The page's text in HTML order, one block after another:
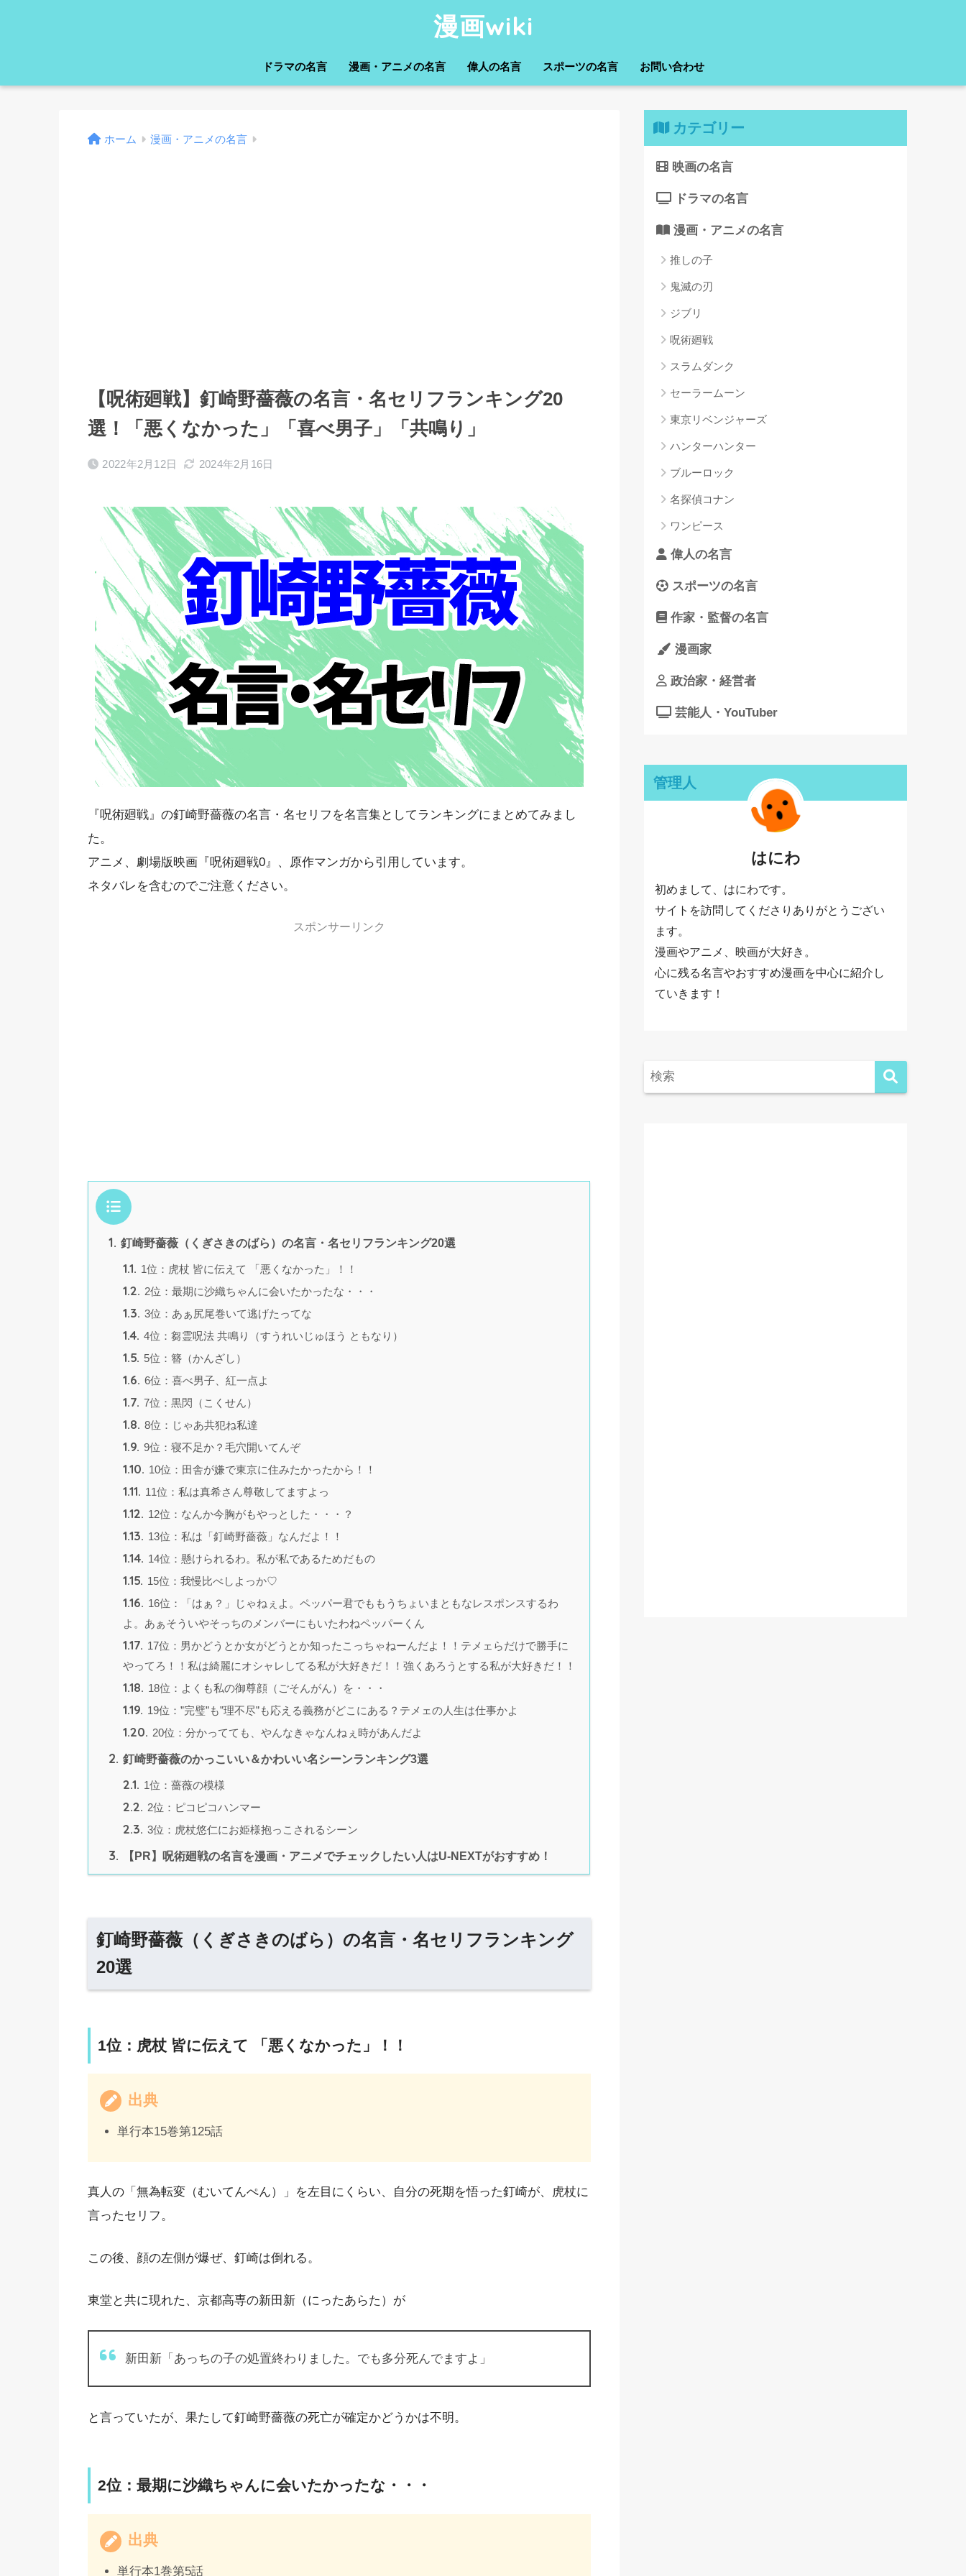
漫画wiki
ドラマの名言 漫画・アニメの名言 偉人の名言 スポーツの名言 お問い合わせ
ホーム 漫画・アニメの名言
【呪術廻戦】釘崎野薔薇の名言・名セリフランキング20
選！「悪くなかった」「喜べ男子」「共鳴り」
2022年2月12日 2024年2月16日
『呪術廻戦』の釘崎野薔薇の名言・名セリフを名言集としてランキングにまとめてみまし
た。
アニメ、劇場版映画『呪術廻戦0』、原作マンガから引用しています。
ネタバレを含むのでご注意ください。
スポンサーリンク
目次
1. 釘崎野薔薇（くぎさきのばら）の名言・名セリフランキング20選
1.1. 1位：虎杖 皆に伝えて 「悪くなかった」！！
1.2. 2位：最期に沙織ちゃんに会いたかったな・・・
1.3. 3位：あぁ尻尾巻いて逃げたってな
1.4. 4位：芻霊呪法 共鳴り（すうれいじゅほう ともなり）
1.5. 5位：簪（かんざし）
1.6. 6位：喜べ男子、紅一点よ
1.7. 7位：黒閃（こくせん）
1.8. 8位：じゃあ共犯ね私達
1.9. 9位：寝不足か？毛穴開いてんぞ
1.10. 10位：田舎が嫌で東京に住みたかったから！！
1.11. 11位：私は真希さん尊敬してますよっ
1.12. 12位：なんか今胸がもやっとした・・・？
1.13. 13位：私は「釘崎野薔薇」なんだよ！！
1.14. 14位：懸けられるわ。私が私であるためだもの
1.15. 15位：我慢比べしよっか♡
1.16. 16位：「はぁ？」じゃねぇよ。ペッパー君でももうちょいまともなレスポンスするわ
よ。あぁそういやそっちのメンバーにもいたわねペッパーくん
1.17. 17位：男かどうとか女がどうとか知ったこっちゃねーんだよ！！テメェらだけで勝手に
やってろ！！私は綺麗にオシャレしてる私が大好きだ！！強くあろうとする私が大好きだ！！
1.18. 18位：よくも私の御尊顔（ごそんがん）を・・・
1.19. 19位：”完璧”も”理不尽”も応える義務がどこにある？テメェの人生は仕事かよ
1.20. 20位：分かってても、やんなきゃなんねぇ時があんだよ
2. 釘崎野薔薇のかっこいい＆かわいい名シーンランキング3選
2.1. 1位：薔薇の模様
2.2. 2位：ピコピコハンマー
2.3. 3位：虎杖悠仁にお姫様抱っこされるシーン
3. 【PR】呪術廻戦の名言を漫画・アニメでチェックしたい人はU-NEXTがおすすめ！
釘崎野薔薇（くぎさきのばら）の名言・名セリフランキング
20選
1位：虎杖 皆に伝えて 「悪くなかった」！！
出典
単行本15巻第125話
真人の「無為転変（むいてんぺん）」を左目にくらい、自分の死期を悟った釘崎が、虎杖に
言ったセリフ。
この後、顔の左側が爆ぜ、釘崎は倒れる。
東堂と共に現れた、京都高専の新田新（にったあらた）が
新田新「あっちの子の処置終わりました。でも多分死んでますよ」
と言っていたが、果たして釘崎野薔薇の死亡が確定かどうかは不明。
2位：最期に沙織ちゃんに会いたかったな・・・
出典
単行本1巻第5話
カテゴリー
映画の名言
ドラマの名言
漫画・アニメの名言
推しの子
鬼滅の刃
ジブリ
呪術廻戦
スラムダンク
セーラームーン
東京リベンジャーズ
ハンターハンター
ブルーロック
名探偵コナン
ワンピース
偉人の名言
スポーツの名言
作家・監督の名言
漫画家
政治家・経営者
芸能人・YouTuber
管理人
はにわ
初めまして、はにわです。
サイトを訪問してくださりありがとうござい
ます。
漫画やアニメ、映画が大好き。
心に残る名言やおすすめ漫画を中心に紹介し
ていきます！